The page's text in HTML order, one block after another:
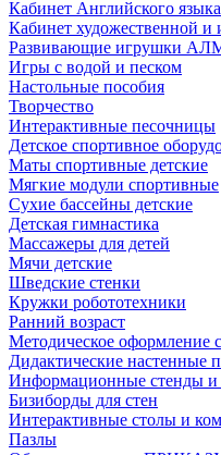
Кабинет Английского языка
Кабинет художественной и
Развивающие игрушки
Игры с водой и песком
Настольные пособия
Творчество
Интерактивные песочницы
Детское спортивное
Маты спортивные детские
Мягкие модули спортивные
Сухие бассейны детские
Детская гимнастика
Массажеры для детей
Мячи детские
Шведские стенки
Кружки робототехники
Ранний возраст
Методическое оформление
Дидактические настенные
Информационные стенды и
Бизиборды для стен
Интерактивные столы и
Пазлы